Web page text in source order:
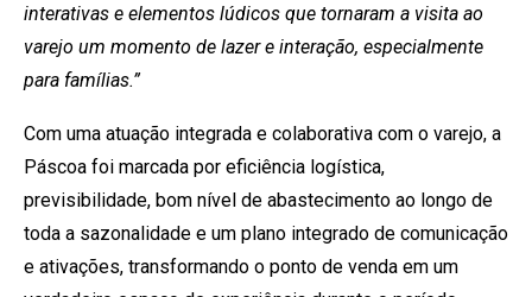
interativas e elementos lúdicos que tornaram a visita ao
varejo um momento de lazer e interação, especialmente
para famílias.”
Com uma atuação integrada e colaborativa com o varejo, a
Páscoa foi marcada por eficiência logística,
previsibilidade, bom nível de abastecimento ao longo de
toda a sazonalidade e um plano integrado de comunicação
e ativações, transformando o ponto de venda em um